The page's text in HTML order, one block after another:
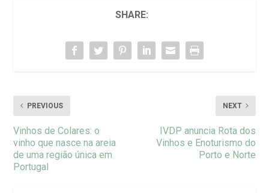
SHARE:
PREVIOUS
Vinhos de Colares: o
vinho que nasce na areia
de uma região única em
Portugal
NEXT
IVDP anuncia Rota dos
Vinhos e Enoturismo do
Porto e Norte